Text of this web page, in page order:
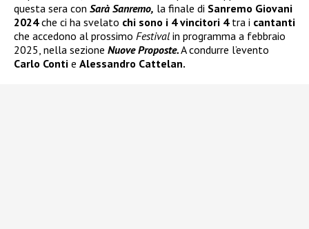
questa sera con Sarà Sanremo, la finale di Sanremo Giovani
2024che ci ha svelato chi sono i 4 vincitori 4 tra i cantanti
che accedono al prossimo Festival in programma a febbraio
2025, nella sezione Nuove Proposte.A condurre l’evento
Carlo Conti e Alessandro Cattelan.